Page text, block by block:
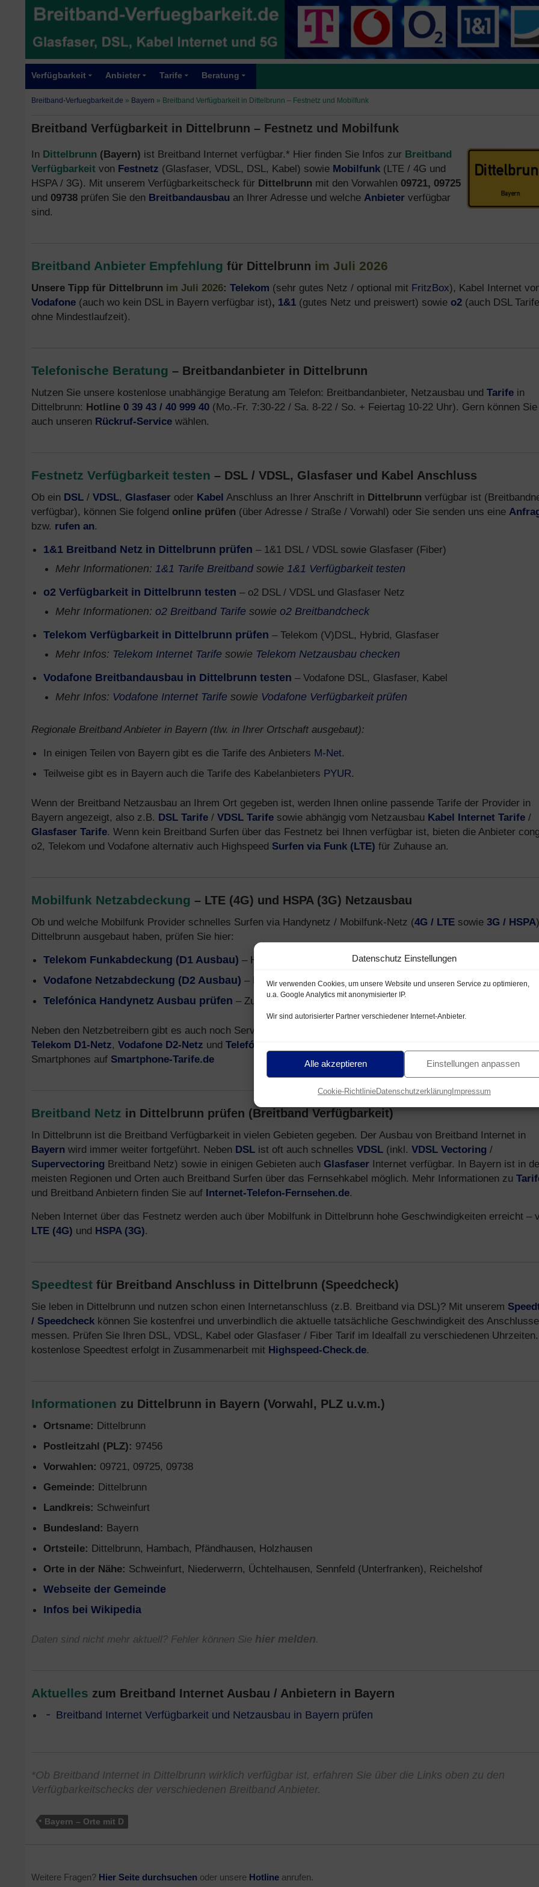
Datenschutz Einstellungen
Wir verwenden Cookies, um unsere Website und unseren Service zu optimieren,
u.a. Google Analytics mit anonymisierter IP.
Wir sind autorisierter Partner verschiedener Internet-Anbieter.
Alle akzeptieren Einstellungen anpassen
Cookie-RichtlinieDatenschutzerklärungImpressum
Verfügbarkeit Anbieter Tarife Beratung
Breitband-Verfuegbarkeit.de » Bayern » Breitband Verfügbarkeit in Dittelbrunn – Festnetz und Mobilfunk
Breitband Verfügbarkeit in Dittelbrunn – Festnetz und Mobilfunk
In Dittelbrunn (Bayern) ist Breitband Internet verfügbar.* Hier finden Sie Infos zur Breitband
Verfügbarkeit von Festnetz (Glasfaser, VDSL, DSL, Kabel) sowie Mobilfunk (LTE / 4G und
HSPA / 3G). Mit unserem Verfügbarkeitscheck für Dittelbrunn mit den Vorwahlen 09721, 09725
und 09738 prüfen Sie den Breitbandausbau an Ihrer Adresse und welche Anbieter verfügbar
sind.
Breitband Anbieter Empfehlung für Dittelbrunn im Juli 2026
Unsere Tipp für Dittelbrunn im Juli 2026: Telekom (sehr gutes Netz / optional mit FritzBox), Kabel Internet
Vodafone (auch wo kein DSL in Bayern verfügbar ist), 1&1 (gutes Netz und preiswert) sowie o2 (auch DSL Tarife
ohne Mindestlaufzeit).
Telefonische Beratung – Breitbandanbieter in Dittelbrunn
Nutzen Sie unsere kostenlose unabhängige Beratung am Telefon: Breitbandanbieter, Netzausbau und Tarife in
Dittelbrunn: Hotline 0 39 43 / 40 999 40 (Mo.-Fr. 7:30-22 / Sa. 8-22 / So. + Feiertag 10-22 Uhr). Gern können Sie
auch unseren Rückruf-Service wählen.
Festnetz Verfügbarkeit testen – DSL / VDSL, Glasfaser und Kabel Anschluss
Ob ein DSL / VDSL, Glasfaser oder Kabel Anschluss an Ihrer Anschrift in Dittelbrunn verfügbar ist
verfügbar), können Sie folgend online prüfen (über Adresse / Straße / Vorwahl) oder Sie senden uns eine
bzw. rufen an.
1&1 Breitband Netz in Dittelbrunn prüfen – 1&1 DSL / VDSL sowie Glasfaser (Fiber)
Mehr Informationen: 1&1 Tarife Breitbandsowie 1&1 Verfügbarkeit testen
o2 Verfügbarkeit in Dittelbrunn testen – o2 DSL / VDSL und Glasfaser Netz
Mehr Informationen: o2 Breitband Tarife sowie o2 Breitbandcheck
Telekom Verfügbarkeit in Dittelbrunn prüfen – Telekom (V)DSL, Hybrid, Glasfaser
Mehr Infos: Telekom Internet Tarife sowie Telekom Netzausbau checken
Vodafone Breitbandausbau in Dittelbrunn testen – Vodafone DSL, Glasfaser, Kabel
Mehr Infos: Vodafone Internet Tarife sowie Vodafone Verfügbarkeit prüfen
Regionale Breitband Anbieter in Bayern (tlw. in Ihrer Ortschaft ausgebaut):
In einigen Teilen von Bayern gibt es die Tarife des Anbieters M-Net.
Teilweise gibt es in Bayern auch die Tarife des Kabelanbieters PYUR.
Wenn der Breitband Netzausbau an Ihrem Ort gegeben ist, werden Ihnen online passende Tarife der Provider in
Bayern angezeigt, also z.B. DSL Tarife / VDSL Tarife sowie abhängig vom Netzausbau Kabel Internet Tarife /
Glasfaser Tarife. Wenn kein Breitband Surfen über das Festnetz bei Ihnen verfügbar ist, bieten die Anbieter
o2, Telekom und Vodafone alternativ auch Highspeed Surfen via Funk (LTE) für Zuhause an.
Mobilfunk Netzabdeckung – LTE (4G) und HSPA (3G) Netzausbau
Ob und welche Mobilfunk Provider schnelles Surfen via Handynetz / Mobilfunk-Netz (4G / LTE sowie 3G / HSPA
Dittelbrunn ausgebaut haben, prüfen Sie hier:
Telekom Funkabdeckung (D1 Ausbau) – Handynetz mit LTE / HSPA
Vodafone Netzabdeckung (D2 Ausbau) – Mobilnetz mit LTE / HSPA
Telefónica Handynetz Ausbau prüfen – Zusammenschluss o2- / E-Plus Netz
Neben den Netzbetreibern gibt es auch noch Service Anbieter, welche preiswerte Smartphone Tarife über das
Telekom D1-Netz, Vodafone D2-Netz und Telefónica-Netz
Smartphones auf Smartphone-Tarife.de
Breitband Netz in Dittelbrunn prüfen (Breitband Verfügbarkeit)
In Dittelbrunn ist die Breitband Verfügbarkeit in vielen Gebieten gegeben. Der Ausbau von Breitband Internet in
Bayern wird immer weiter fortgeführt. Neben DSL ist oft auch schnelles VDSL (inkl. VDSL Vectoring /
Supervectoring Breitband Netz) sowie in einigen Gebieten auch Glasfaser Internet verfügbar. In Bayern ist in
meisten Regionen und Orten auch Breitband Surfen über das Fernsehkabel möglich. Mehr Informationen zu
und Breitband Anbietern finden Sie auf Internet-Telefon-Fernsehen.de.
Neben Internet über das Festnetz werden auch über Mobilfunk in Dittelbrunn hohe Geschwindigkeiten erreicht –
LTE (4G) und HSPA (3G).
Speedtest für Breitband Anschluss in Dittelbrunn (Speedcheck)
Sie leben in Dittelbrunn und nutzen schon einen Internetanschluss (z.B. Breitband via DSL)? Mit unserem
/ Speedcheck können Sie kostenfrei und unverbindlich die aktuelle tatsächliche Geschwindigkeit des
messen. Prüfen Sie Ihren DSL, VDSL, Kabel oder Glasfaser / Fiber Tarif im Idealfall zu verschiedenen
kostenlose Speedtest erfolgt in Zusammenarbeit mit Highspeed-Check.de.
Informationen zu Dittelbrunn in Bayern (Vorwahl, PLZ u.v.m.)
Ortsname: Dittelbrunn
Postleitzahl (PLZ): 97456
Vorwahlen: 09721, 09725, 09738
Gemeinde: Dittelbrunn
Landkreis: Schweinfurt
Bundesland: Bayern
Ortsteile: Dittelbrunn, Hambach, Pfändhausen, Holzhausen
Orte in der Nähe: Schweinfurt, Niederwerrn, Üchtelhausen, Sennfeld (Unterfranken), Reichelshof
Webseite der Gemeinde
Infos bei Wikipedia
Daten sind nicht mehr aktuell? Fehler können Sie hier melden.
Aktuelles zum Breitband Internet Ausbau / Anbietern in Bayern
Breitband Internet Verfügbarkeit und Netzausbau in Bayern prüfen
*Ob Breitband Internet in Dittelbrunn wirklich verfügbar ist, erfahren Sie über die Links oben zu den
Verfügbarkeitschecks der verschiedenen Breitband Anbieter.
Bayern – Orte mit D
Weitere Fragen? Hier Seite durchsuchen oder unsere Hotline anrufen.